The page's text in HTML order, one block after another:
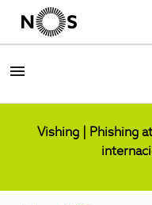
Vishing | Phishing